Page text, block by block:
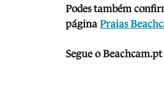
Podes também
páginaPraias
Segue o